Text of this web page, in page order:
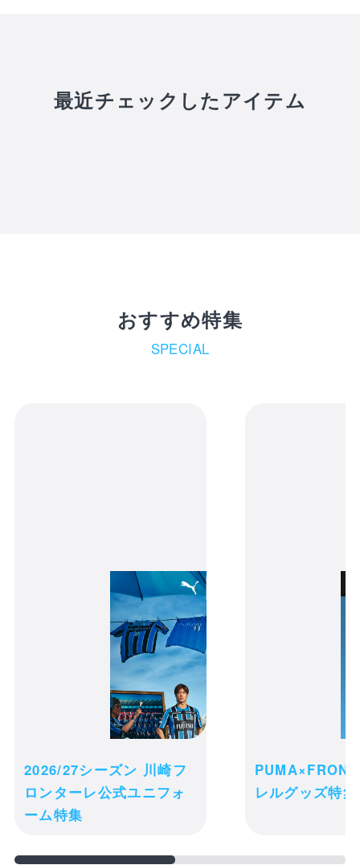
最近チェックしたアイテム
おすすめ特集
SPECIAL
2026/27シーズン 川崎フ
ロンターレ公式ユニフォ
ーム特集
レルグッズ特